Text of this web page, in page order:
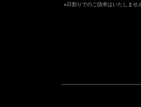
※日割りでのご請求はいたしません